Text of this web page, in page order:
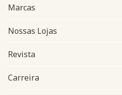
Marcas
Nossas Lojas
Revista
Carreira